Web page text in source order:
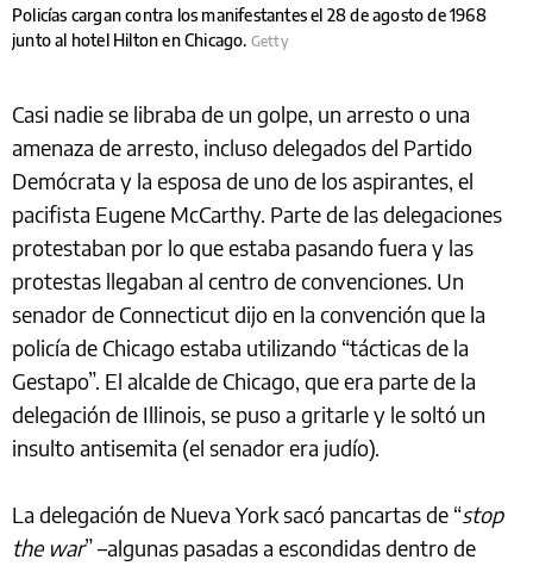
Policías cargan contra los manifestantes el 28 de agosto de 1968
junto al hotel Hilton en Chicago. Getty
Casi nadie se libraba de un golpe, un arresto o una
amenaza de arresto, incluso delegados del Partido
Demócrata y la esposa de uno de los aspirantes, el
pacifista Eugene McCarthy. Parte de las delegaciones
protestaban por lo que estaba pasando fuera y las
protestas llegaban al centro de convenciones. Un
senador de Connecticut dijo en la convención que la
policía de Chicago estaba utilizando “tácticas de la
Gestapo”. El alcalde de Chicago, que era parte de la
delegación de Illinois, se puso a gritarle y le soltó un
insulto antisemita (el senador era judío).
La delegación de Nueva York sacó pancartas de “stop
the war” –algunas pasadas a escondidas dentro de